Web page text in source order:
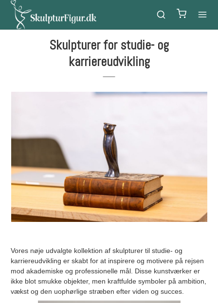
Skulpturer for studie- og
karriereudvikling
Vores nøje udvalgte kollektion af skulpturer til studie- og
karriereudvikling er skabt for at inspirere og motivere på rejsen
mod akademiske og professionelle mål. Disse kunstværker er
ikke blot smukke objekter, men kraftfulde symboler på ambition,
vækst og den uophørlige stræben efter viden og succes.